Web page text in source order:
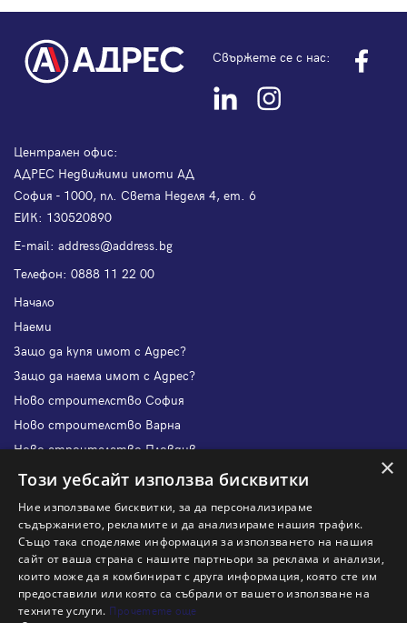
Свържете се с нас:
Централен офис:
АДРЕС Недвижими имоти АД
София - 1000, пл. Света Неделя 4, ет. 6
ЕИК: 130520890
Е-mail: address@address.bg
Телефон: 0888 11 22 00
Начало
Наеми
Защо да купя имот с Адрес?
Защо да наема имот с Адрес?
Ново строителство София
Ново строителство Варна
Ново строителство Пловдив
Ново строителство Бургас
Защо да отдам имот с Адрес?
Наши офиси
Кариери
Кои сме ние?
×
Този уебсайт използва бисквитки
Ние използваме бисквитки, за да персонализираме
съдържанието, рекламите и да анализираме нашия трафик.
Също така споделяме информация за използването на нашия
сайт от ваша страна с нашите партньори за реклама и анализи,
които може да я комбинират с друга информация, която сте им
предоставили или която са събрали от вашето използване на
техните услуги. Прочетете още